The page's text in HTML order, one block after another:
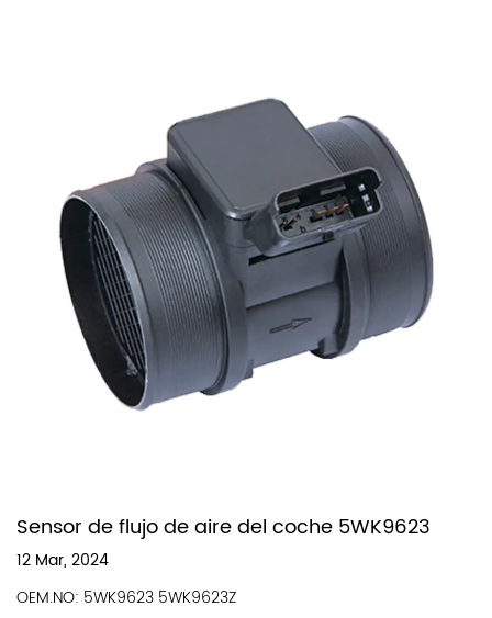
Sensor de flujo de aire del coche 5WK9623
12 Mar, 2024
OEM.NO: 5WK9623 5WK9623Z